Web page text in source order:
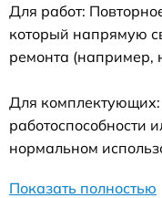
Для работ:
который напрямую
ремонта (например,
Для
работоспособности
нормальном
Показать полностью